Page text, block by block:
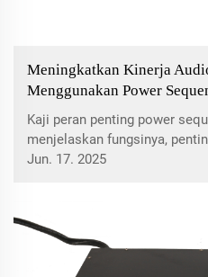
Meningkatkan Kinerja
Menggunakan Power
Kaji peran penting power
menjelaskan fungsinya,
dan fitur utama seperti
manajemen daya untuk sistem
Jun. 17. 2025